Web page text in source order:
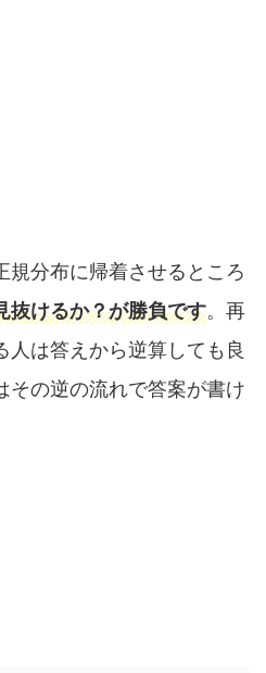
規分布に帰着させるところ
抜けるか？が勝負です。再
人は答えから逆算しても良
その逆の流れで答案が書け